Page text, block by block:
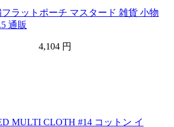
ラットポーチ マスタード 雑貨 小物
通販
4,104 円